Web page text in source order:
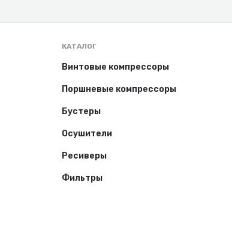
КАТАЛОГ
Винтовые компрессоры
Поршневые компрессоры
Бустеры
Осушители
Ресиверы
Фильтры